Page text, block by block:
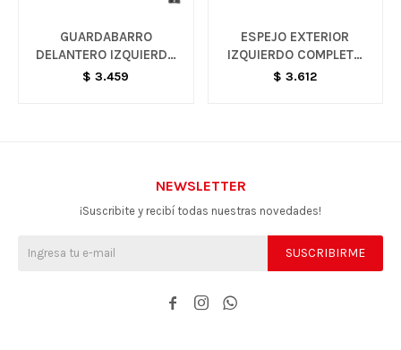
GUARDABARRO
DELANTERO IZQUIERDO
- MONTANA
$ 3.459
ESPEJO EXTERIOR
IZQUIERDO COMPLETO
MANUAL NEGRO - ONIX
$ 3.612
NEWSLETTER
¡Suscribite y recibí todas nuestras novedades!
SUSCRIBIRME
  